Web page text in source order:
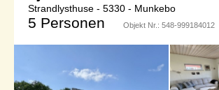
Strandlysthuse - 5330 - Munkebo
5 Personen Objekt Nr.: 548-999184012